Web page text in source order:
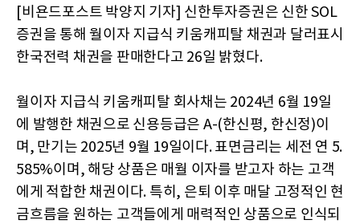
[비욘드포스트 박양지 기자] 신한투자증권은 신한 SOL
증권을 통해 월이자 지급식 키움캐피탈 채권과 달러표시
한국전력 채권을 판매한다고 26일 밝혔다.
월이자 지급식 키움캐피탈 회사채는 2024년 6월 19일
에 발행한 채권으로 신용등급은 A-(한신평, 한신정)이
며, 만기는 2025년 9월 19일이다. 표면금리는 세전 연 5.
585%이며, 해당 상품은 매월 이자를 받고자 하는 고객
에게 적합한 채권이다. 특히, 은퇴 이후 매달 고정적인 현
금흐름을 원하는 고객들에게 매력적인 상품으로 인식되